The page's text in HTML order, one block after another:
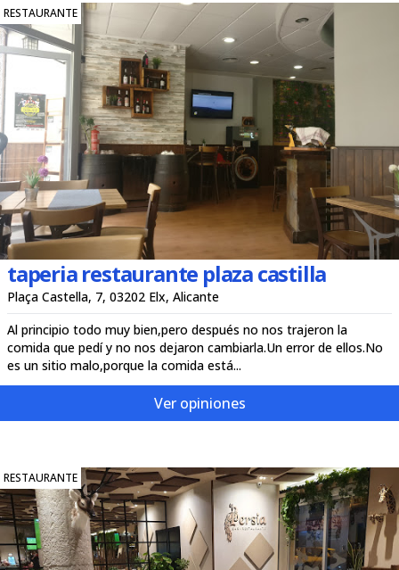
RESTAURANTE
taperia restaurante plaza castilla
Plaça Castella, 7, 03202 Elx, Alicante
Al principio todo muy bien,pero después no nos trajeron la
comida que pedí y no nos dejaron cambiarla.Un error de ellos.No
es un sitio malo,porque la comida está...
Ver opiniones
RESTAURANTE